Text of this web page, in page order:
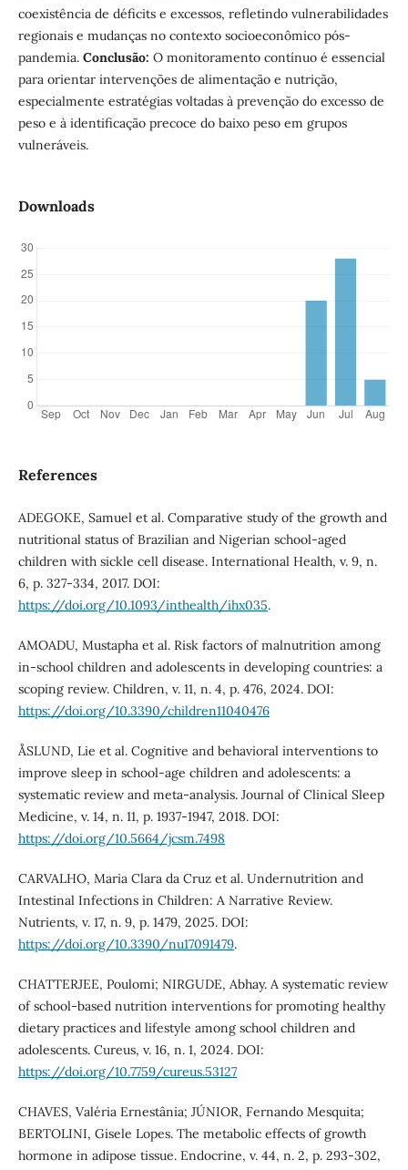
coexistência de déficits e excessos, refletindo vulnerabilidades
regionais e mudanças no contexto socioeconômico pós-
pandemia. Conclusão: O monitoramento contínuo é essencial
para orientar intervenções de alimentação e nutrição,
especialmente estratégias voltadas à prevenção do excesso de
peso e à identificação precoce do baixo peso em grupos
vulneráveis.
Downloads
References
ADEGOKE, Samuel et al. Comparative study of the growth and
nutritional status of Brazilian and Nigerian school-aged
children with sickle cell disease. International Health, v. 9, n.
6, p. 327-334, 2017. DOI:
https://doi.org/10.1093/inthealth/ihx035.
AMOADU, Mustapha et al. Risk factors of malnutrition among
in-school children and adolescents in developing countries: a
scoping review. Children, v. 11, n. 4, p. 476, 2024. DOI:
https://doi.org/10.3390/children11040476
ÅSLUND, Lie et al. Cognitive and behavioral interventions to
improve sleep in school-age children and adolescents: a
systematic review and meta-analysis. Journal of Clinical Sleep
Medicine, v. 14, n. 11, p. 1937-1947, 2018. DOI:
https://doi.org/10.5664/jcsm.7498
CARVALHO, Maria Clara da Cruz et al. Undernutrition and
Intestinal Infections in Children: A Narrative Review.
Nutrients, v. 17, n. 9, p. 1479, 2025. DOI:
https://doi.org/10.3390/nu17091479.
CHATTERJEE, Poulomi; NIRGUDE, Abhay. A systematic review
of school-based nutrition interventions for promoting healthy
dietary practices and lifestyle among school children and
adolescents. Cureus, v. 16, n. 1, 2024. DOI:
https://doi.org/10.7759/cureus.53127
CHAVES, Valéria Ernestânia; JÚNIOR, Fernando Mesquita;
BERTOLINI, Gisele Lopes. The metabolic effects of growth
hormone in adipose tissue. Endocrine, v. 44, n. 2, p. 293-302,